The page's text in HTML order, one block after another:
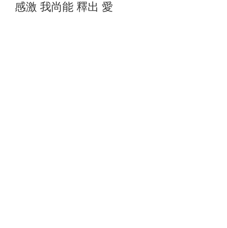
感激 我尚能 釋出 愛